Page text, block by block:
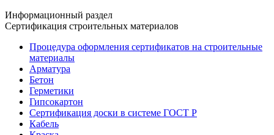
Информационный раздел
Сертификация строительных материалов
Процедура оформления сертификатов на строительные
материалы
Арматура
Бетон
Герметики
Гипсокартон
Сертификация доски в системе ГОСТ Р
Кабель